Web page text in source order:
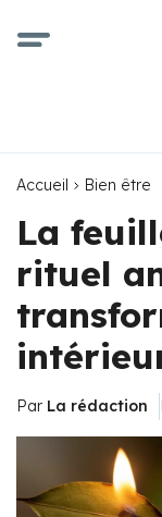
Accueil Bien être
La
rituel
Par La rédaction